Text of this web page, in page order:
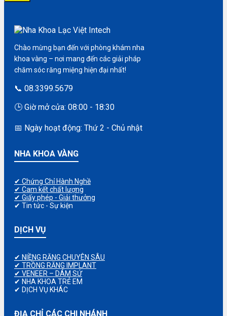
Chào mừng bạn đến với phòng khám nha
khoa vàng – nơi mang đến các giải pháp
chăm sóc răng miệng hiện đại nhất!
📞 08.3399.5679
🕒 Giờ mở cửa: 08:00 - 18:30
📅 Ngày hoạt động: Thứ 2 - Chủ nhật
NHA KHOA VÀNG
✔ Chứng Chỉ Hành Nghề
✔ Cam kết chất lượng
✔ Giấy phép - Giải thưởng
✔ Tin tức - Sự kiện
DỊCH VỤ
✔ NIỀNG RĂNG CHUYÊN SÂU
✔ TRỒNG RĂNG IMPLANT
✔ VENEER – DÁM SỨ
✔ NHA KHOA TRẺ EM
✔ DỊCH VỤ KHÁC
ĐỊA CHỈ CÁC CHI NHÁNH